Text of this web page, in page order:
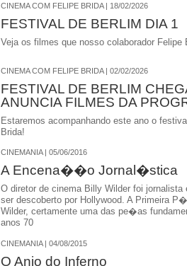
CINEMA COM FELIPE BRIDA | 18/02/2026
FESTIVAL DE BERLIM DIA 1
Veja os filmes que nosso colaborador
CINEMA COM FELIPE BRIDA | 02/02/2026
FESTIVAL DE BERLIM
ANUNCIA FILMES DA
Estaremos acompanhando este ano o
Brida!
CINEMANIA | 05/06/2016
A Encena��o Jornal�stica
O diretor de cinema Billy Wilder foi
ser descoberto por Hollywood. A Primeira
Wilder, certamente uma das pe�as
anos 70
CINEMANIA | 04/08/2015
O Anjo do Inferno